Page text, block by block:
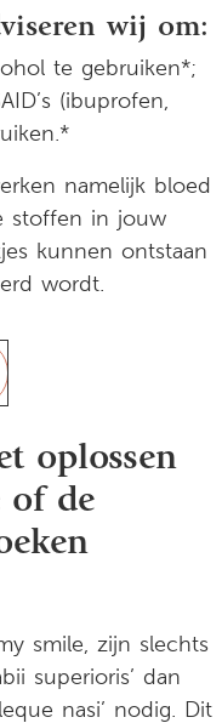
wij om:
te gebruiken*;
(ibuprofen,
namelijk bloed
stoffen in jouw
kunnen ontstaan
wordt.
oplossen
of de
smile, zijn slechts
superioris’ dan
nasi’ nodig. Dit